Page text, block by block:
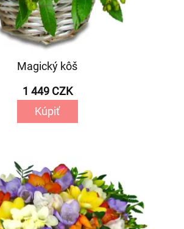
Magický kôš
1 449 CZK
Kúpiť